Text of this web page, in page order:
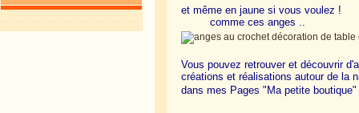
et même en jaune si vous voulez !
comme ces anges ..
Vous pouvez retrouver et découvrir
créations et réalisations autour de la
dans mes Pages "Ma petite